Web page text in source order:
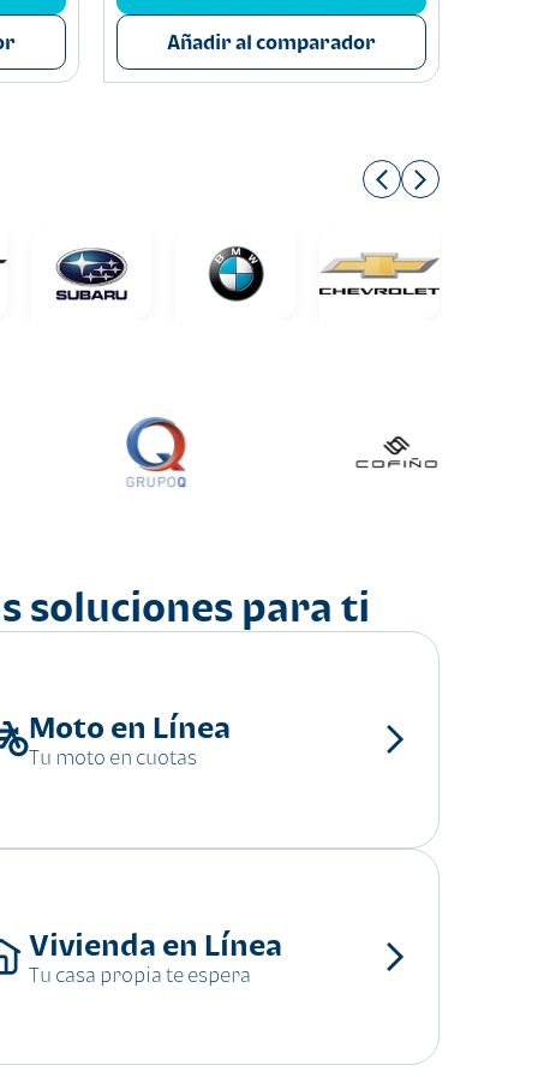
Añadir al comparador
soluciones para ti
Moto en Línea
Tu moto en cuotas
Vivienda en Línea
Tu casa propia te espera